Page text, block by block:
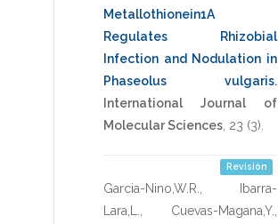
Metallothionein1A
Regulates Rhizobial
Infection and Nodulation in
Phaseolus vulgaris.
International Journal of
Molecular Sciences 23 (3).
Revisión
Garcia-Nino,W.R.
Ibarra-
Lara,L.
Cuevas-Magana,Y.